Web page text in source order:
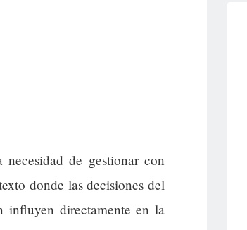
necesidad de gestionar con
donde las decisiones del
influyen directamente en la